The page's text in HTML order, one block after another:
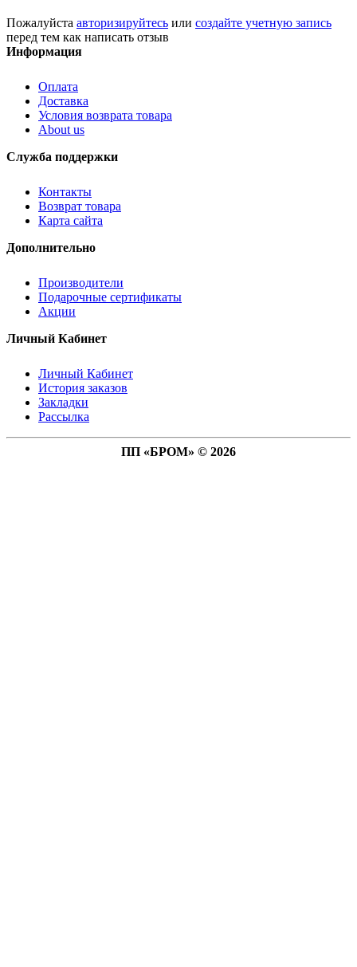
Пожалуйста авторизируйтесь или создайте учетную запись
перед тем как написать отзыв
Информация
Оплата
Доставка
Условия возврата товара
About us
Служба поддержки
Контакты
Возврат товара
Карта сайта
Дополнительно
Производители
Подарочные сертификаты
Акции
Личный Кабинет
Личный Кабинет
История заказов
Закладки
Рассылка
ПП «БРОМ» © 2026